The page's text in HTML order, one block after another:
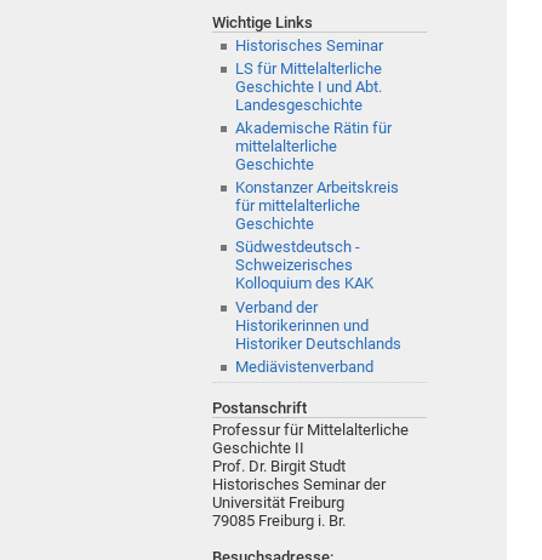
Wichtige Links
Historisches Seminar
LS für Mittelalterliche
Geschichte I und Abt.
Landesgeschichte
Akademische Rätin für
mittelalterliche
Geschichte
Konstanzer Arbeitskreis
für mittelalterliche
Geschichte
Südwestdeutsch -
Schweizerisches
Kolloquium des KAK
Verband der
Historikerinnen und
Historiker Deutschlands
Mediävistenverband
Postanschrift
Professur für Mittelalterliche
Geschichte II
Prof. Dr. Birgit Studt
Historisches Seminar der
Universität Freiburg
79085 Freiburg i. Br.